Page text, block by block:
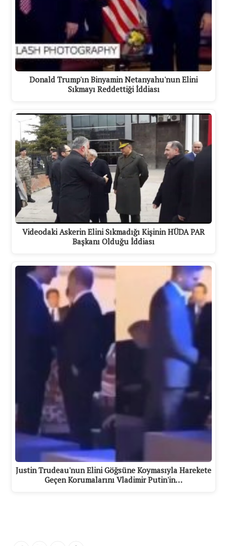
Donald Trump'ın Binyamin Netanyahu'nun Elini
Sıkmayı Reddettiği İddiası
Videodaki Askerin Elini Sıkmadığı Kişinin HÜDA PAR
Başkanı Olduğu İddiası
Justin Trudeau'nun Elini Göğsüne Koymasıyla Harekete
Geçen Korumalarını Vladimir Putin'in…